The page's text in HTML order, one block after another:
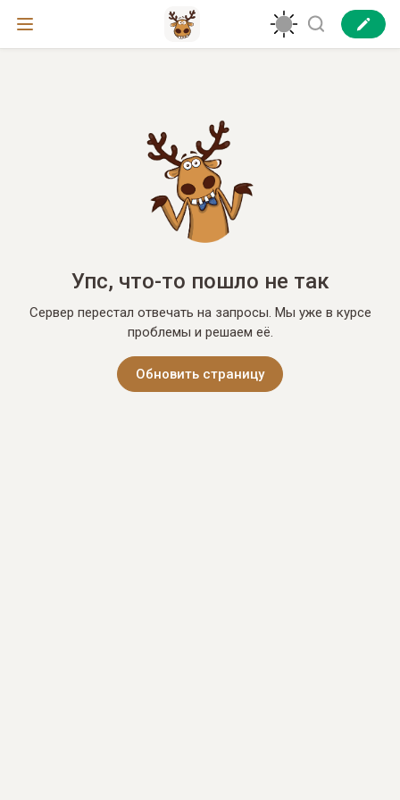
Упс, что-то пошло не так
Сервер перестал отвечать на запросы. Мы уже в курсе
проблемы и решаем её.
Обновить страницу